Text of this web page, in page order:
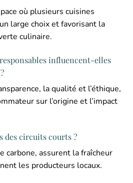
où plusieurs cuisines
large choix et favorisant la
culinaire.
influencent-elles
la qualité et l’éthique,
sur l’origine et l’impact
des circuits courts ?
carbone, assurent la fraîcheur
les producteurs locaux.